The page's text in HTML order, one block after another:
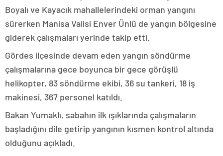
Boyalı ve Kayacık mahallelerindeki orman yangını
sürerken Manisa Valisi Enver Ünlü de yangın bölgesine
giderek çalışmaları yerinde takip etti.
Gördes ilçesinde devam eden yangın söndürme
çalışmalarına gece boyunca bir gece görüşlü
helikopter, 83 söndürme ekibi, 36 su tankeri, 18 iş
makinesi, 367 personel katıldı.
Bakan Yumaklı, sabahın ilk ışıklarında çalışmaların
başladığını dile getirip yangının kısmen kontrol altında
olduğunu açıkladı.